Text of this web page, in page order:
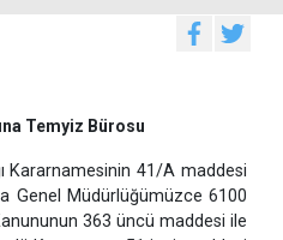
Temyiz Bürosu
Kararnamesinin 41/A maddesi
Genel Müdürlüğümüzce 6100
363 üncü maddesi ile